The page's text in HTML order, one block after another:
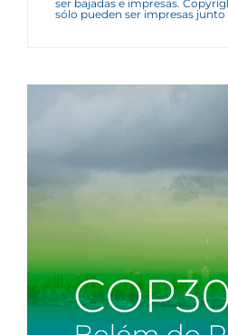
ser bajadas e impresas.
sólo pueden ser impresas